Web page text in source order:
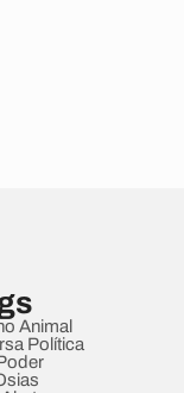
Animal
Política